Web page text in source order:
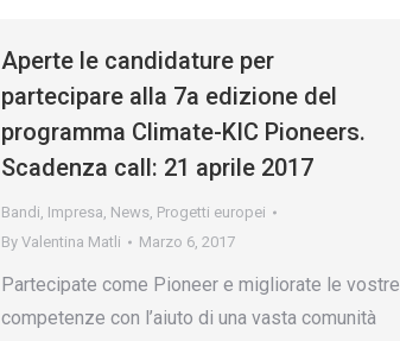
Aperte le candidature per
partecipare alla 7a edizione del
programma Climate-KIC Pioneers.
Scadenza call: 21 aprile 2017
Bandi, Impresa, News, Progetti europei
By Valentina Matli Marzo 6, 2017
Partecipate come Pioneer e migliorate le vostre
competenze con l’aiuto di una vasta comunità